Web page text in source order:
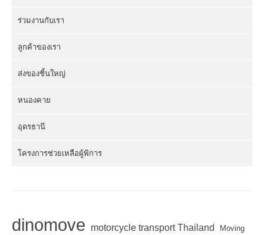
ร่วมงานกับเรา
ลูกค้าของเรา
ส่งของชิ้นใหญ่
หนองคาย
อุดรธานี
โครงการช่วยเหลือผู้พิการ
dinomove motorcycle transport Thailand Moving